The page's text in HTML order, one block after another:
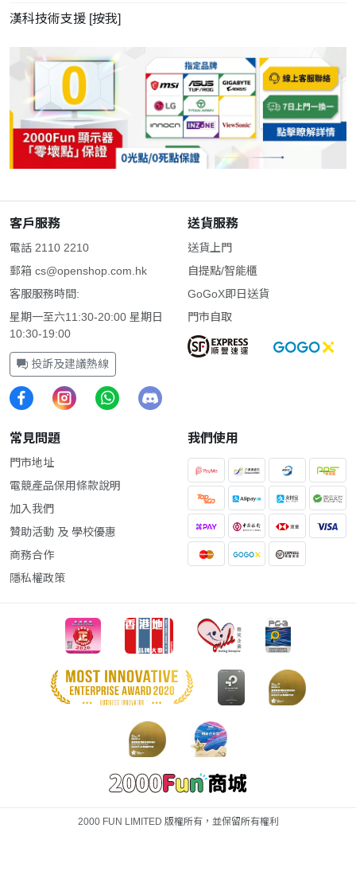
漢科技術支援 [按我]
客戶服務
電話 2110 2210
郵箱 cs@openshop.com.hk
客服服務時間:
星期一至六11:30-20:00 星期日
10:30-19:00
投訴及建議熱線
送貨服務
送貨上門
自提點/智能櫃
GoGoX即日送貨
門市自取
常見問題
門市地址
電競產品保用條款說明
加入我們
贊助活動 及 學校優惠
商務合作
隱私權政策
我們使用
2000 FUN LIMITED 版權所有，並保留所有權利